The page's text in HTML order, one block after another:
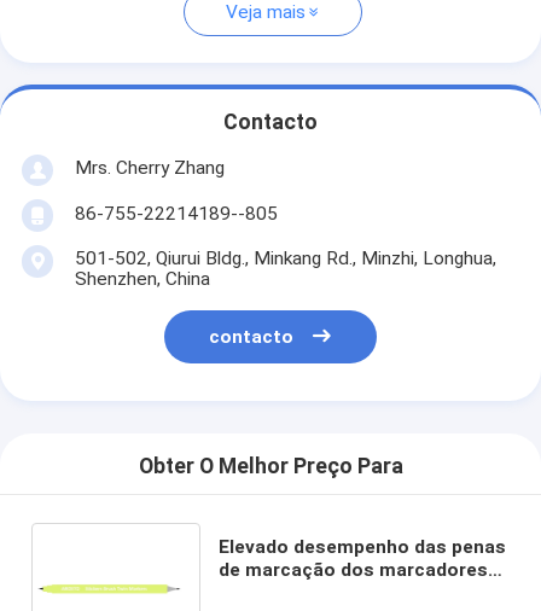
Veja mais
Contacto
Mrs. Cherry Zhang
86-755-22214189--805
501-502, Qiurui Bldg., Minkang Rd., Minzhi, Longhua,
Shenzhen, China
contacto
Obter O Melhor Preço Para
Elevado desempenho das penas
de marcação dos marcadores